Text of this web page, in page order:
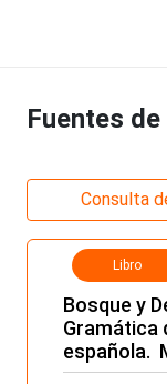
Fuentes
Consulta
Libro
Bosque y
Gramática
española.